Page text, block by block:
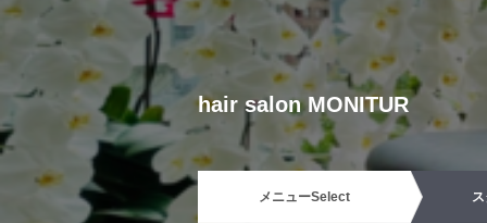
hair salon MONITUR
メニューSelect